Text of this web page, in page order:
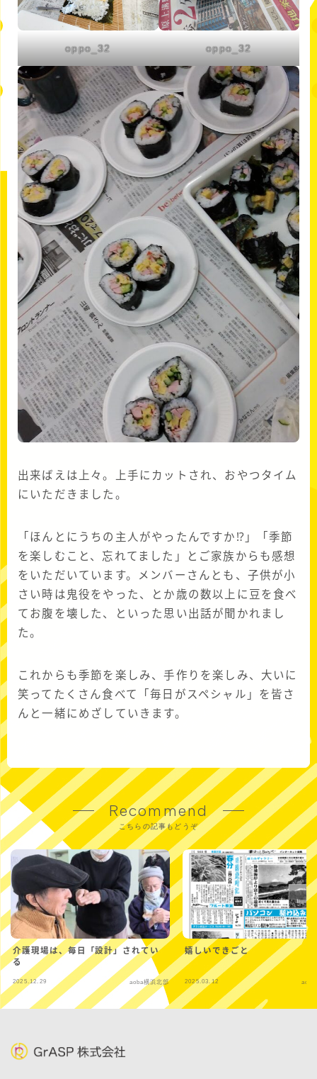
oppo_32 oppo_32
出来ばえは上々。上手にカットされ、おやつタイム
にいただきました。
「ほんとにうちの主人がやったんですか⁉」「季節
を楽しむこと、忘れてました」とご家族からも感想
をいただいています。メンバーさんとも、子供が小
さい時は鬼役をやった、とか歳の数以上に豆を食べ
てお腹を壊した、といった思い出話が聞かれまし
た。
これからも季節を楽しみ、手作りを楽しみ、大いに
笑ってたくさん食べて「毎日がスペシャル」を皆さ
んと一緒にめざしていきます。
Recommend
こちらの記事もどうぞ
介護現場は、毎日「設計」されてい
る
2025.12.29 aoba横浜北部
嬉しいできごと
2025.03.12 aoba